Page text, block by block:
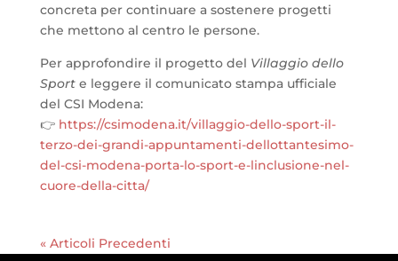
concreta per continuare a sostenere progetti
che mettono al centro le persone.
Per approfondire il progetto del Villaggio dello
Sporte leggere il comunicato stampa ufficiale
del CSI Modena:
👉 https://csimodena.it/villaggio-dello-sport-il-
terzo-dei-grandi-appuntamenti-dellottantesimo-
del-csi-modena-porta-lo-sport-e-linclusione-nel-
cuore-della-citta/
« Articoli Precedenti